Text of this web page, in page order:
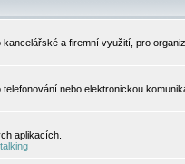
a firemní využití, pro
nebo elektronickou
aplikacích.